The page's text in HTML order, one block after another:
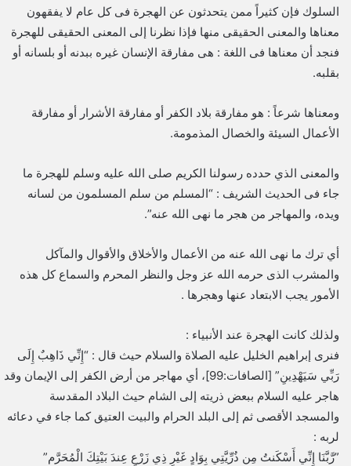
السلوك فإن كثيراً ممن يتحدثون عن الهجرة فى كل عام لا يفقهون
معناها والمعنى الحقيقى منها فإذا نظرنا إلى المعنى الحقيقى للهجرة
فنجد أن معناها فى اللغة : هى مفارقة الإنسان غيره ببدنه أو بلسانه أو
بقلبه.
ومعناها شرعاً : هو مفارقة بلاد الكفر أو مفارقة الأشرار أو مفارقة
الأعمال السيئة والخصال المذمومة.
والمعنى الذي حدده رسولنا الكريم صلى الله عليه وسلم للهجرة ما
جاء فى الحديث الشريف : “المسلم من سلم المسلمون من لسانه
ويده، والمهاجر من هجر ما نهى الله عنه”.
أي ترك ما نهى الله عنه من الأعمال والأخلاق والأقوال والمآكل
والمشرب الذى حرمه الله عز وجل والنظر المحرم والسماع كل هذه
الأمور يجب الابتعاد عنها وهجرها .
ولذلك كانت الهجرة عند الأنبياء :
فنرى إبراهيم الخليل عليه الصلاة والسلام حيث قال : “إِنِّي ذَاهِبٌ إِلَى
رَبِّي سَيَهْدِينِ” [الصافات:99]، أي مهاجر من أرض الكفر إلى الإيمان وقد
هاجر عليه السلام ببعض ذريته إلى الشام حيث البلاد المقدسة
والمسجد الأقصى ثم إلى البلد الحرام والبيت العتيق كما جاء في دعائه
لربه :
”رَّبَّنَا إِنِّي أَسْكَنتُ مِن ذُرِّيَّتِي بِوَادٍ غَيْرِ ذِي زَرْعٍ عِندَ بَيْتِكَ الْمُحَرَّم”